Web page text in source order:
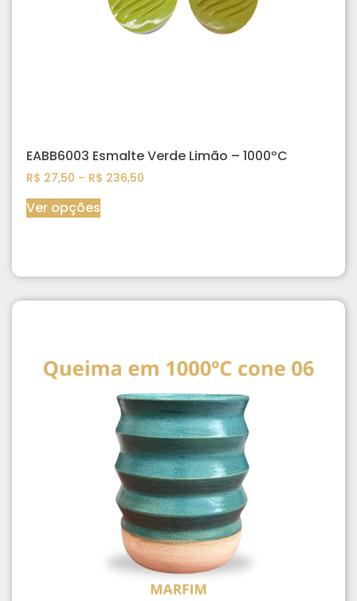
EABB6003 Esmalte Verde Limão – 1000ºC
R$ 27,50 – R$ 236,50
Ver opções